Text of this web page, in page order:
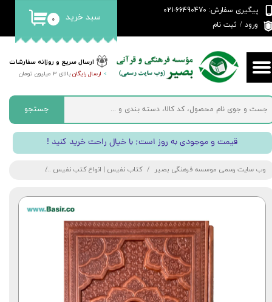
ارسال سریع و روزانه سفارشات
> ارسال رایگانبالای 3 میلیون تومان
پیگیری سفارش: 66490470-021
ورود / ثبت نام
حساب کاربری من
تغییر گذر واژه
سفارشات
خروج از حساب کاربری
۰ سبد خرید
جستجو
! قیمت و موجودی به روز است; با خیال راحت خرید کنید
وب سایت رسمی موسسه فرهنگی بصیر کتاب نفیس | انواع کتب نفیس